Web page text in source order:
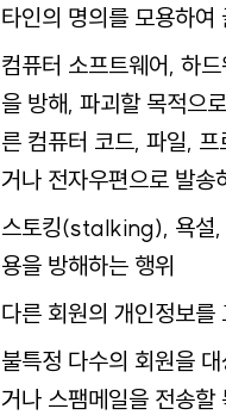
타인의 명의를 모용하
컴퓨터 소프트웨어, 하
을 방해, 파괴할 목적으
른 컴퓨터 코드, 파일,
거나 전자우편으로 발송
스토킹(stalking), 욕설,
용을 방해하는 행위
다른 회원의 개인정보
불특정 다수의 회원을
거나 스팸메일을 전송할